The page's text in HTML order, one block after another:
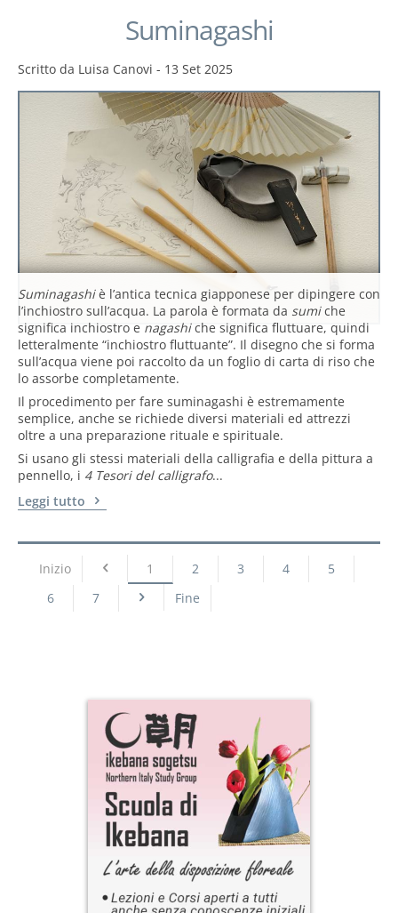
Suminagashi
Scritto da Luisa Canovi - 13 Set 2025
Suminagashiè l’antica tecnica giapponese per dipingere con
l’inchiostro sull’acqua. La parola è formata da sumiche
significa inchiostro e nagashiche significa fluttuare, quindi
letteralmente “inchiostro fluttuante”. Il disegno che si forma
sull’acqua viene poi raccolto da un foglio di carta di riso che
lo assorbe completamente.
Il procedimento per fare suminagashi è estremamente
semplice, anche se richiede diversi materiali ed attrezzi
oltre a una preparazione rituale e spirituale.
Si usano gli stessi materiali della calligrafia e della pittura a
pennello, i 4 Tesori del calligrafo...
Leggi tutto
Inizio 1 2 3 4
5
6
7 Fine